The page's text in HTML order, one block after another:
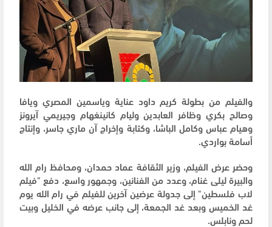
والفيلم من بطولة كريم داود عناية وياسمين المصري ويافا
وصالح بكري وظافر العابدين وليام كانينغهام وجيريمي آيرونز
وهيام عباس وكامل الباشا، وكتابة وإخراج آن ماري جاسر، وإنتاج
أسامة بواردي.
وحضر عرض الفيلم، وزير الثقافة عماد حمدان، ومحافظ رام الله
والبيرة ليلى غنام، وعدد من الفنانين، وجمهور واسع، دفع "فيلم
لاب فلسطين" إلى جدولة عرضين آخرين للفيلم في رام الله يوم
غد الخميس وبعد غد الجمعة، إلى جانب عرضه في الخليل وبيت
لحم ونابلس.